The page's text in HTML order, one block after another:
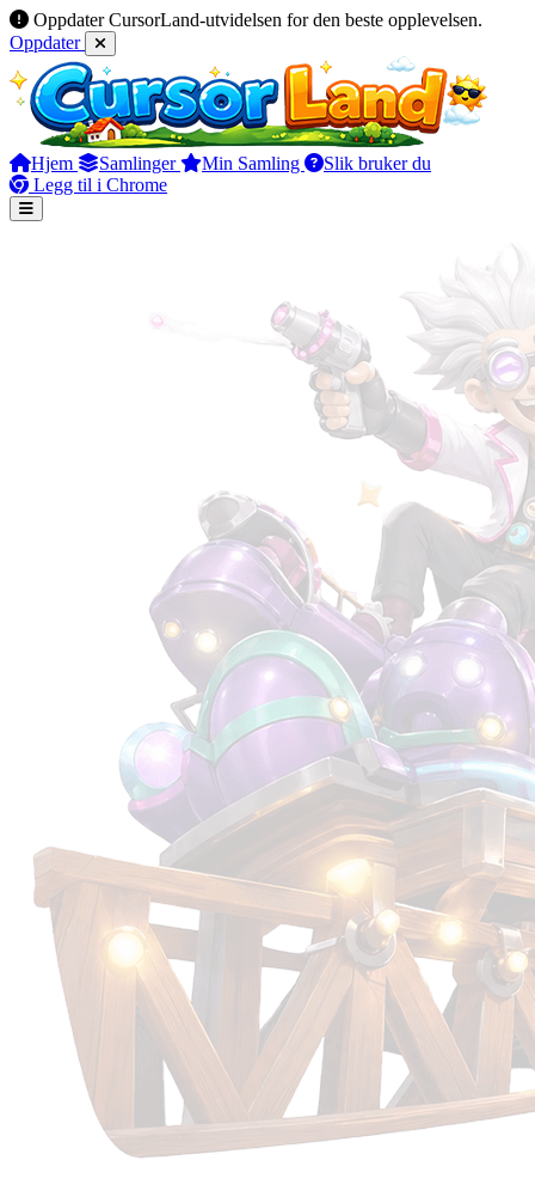
Oppdater CursorLand-utvidelsen for den beste opplevelsen.
Oppdater
Hjem Samlinger Min Samling
Slik bruker du
Legg til i Chrome